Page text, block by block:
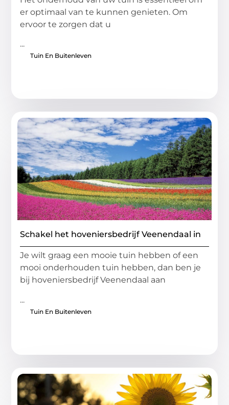
er optimaal van te kunnen genieten. Om
ervoor te zorgen dat u
...
Tuin En Buitenleven
Schakel het hoveniersbedrijf Veenendaal in
Je wilt graag een mooie tuin hebben of een
mooi onderhouden tuin hebben, dan ben je
bij hoveniersbedrijf Veenendaal aan
...
Tuin En Buitenleven